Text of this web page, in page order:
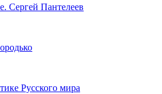
Пантелеев
Русского мира